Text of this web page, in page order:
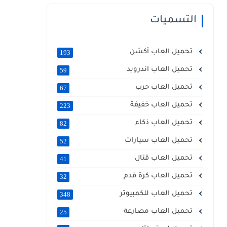
التسميات
تحميل العاب أكشن 193
تحميل العاب اندرويد 59
تحميل العاب حرب 67
تحميل العاب خفيفة 223
تحميل العاب ذكاء 82
تحميل العاب سيارات 52
تحميل العاب قتال 41
تحميل العاب كرة قدم 32
تحميل العاب للكمبيوتر 348
تحميل العاب مصارعة 25